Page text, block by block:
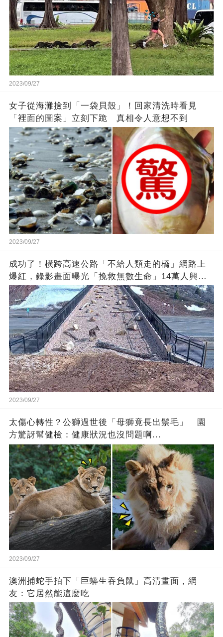
2023/09/27
女子從海灘撿到「一袋貝殼」！回家清洗時看見
「裡面的圖案」立刻下跪 真相令人意想不到
2023/09/27
成功了！橫跨高速公路「不給人類走的橋」網路上
爆紅，錄影畫面曝光「挽救無數生命」14萬人興奮
歡呼
2023/09/27
太傷心轉性？公獅過世後「母獅竟長出鬃毛」 園
方驚訝幫健檢：健康狀況也沒問題啊...
2023/09/27
澳洲捕蛇手拍下「巨蟒生吞負鼠」高清畫面，網
友：它居然能這麼吃